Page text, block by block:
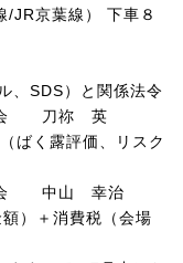
/JR京葉線） 下車８
、 SDS）と関係法令
祢 英
く露評価、リスク
山 幸治
）＋消費税（会場